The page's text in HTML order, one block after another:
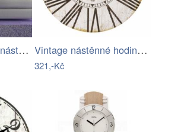
Wallity Dekorativní nástěnné hodiny… Vintage nástěnné hodiny s římskými…
321,-Kč